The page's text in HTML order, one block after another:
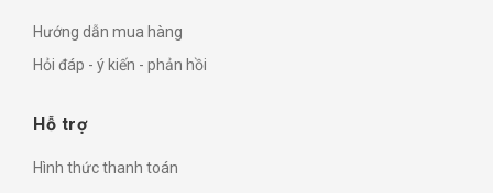
Hướng dẫn mua hàng
Hỏi đáp - ý kiến - phản hồi
Hỗ trợ
Hình thức thanh toán